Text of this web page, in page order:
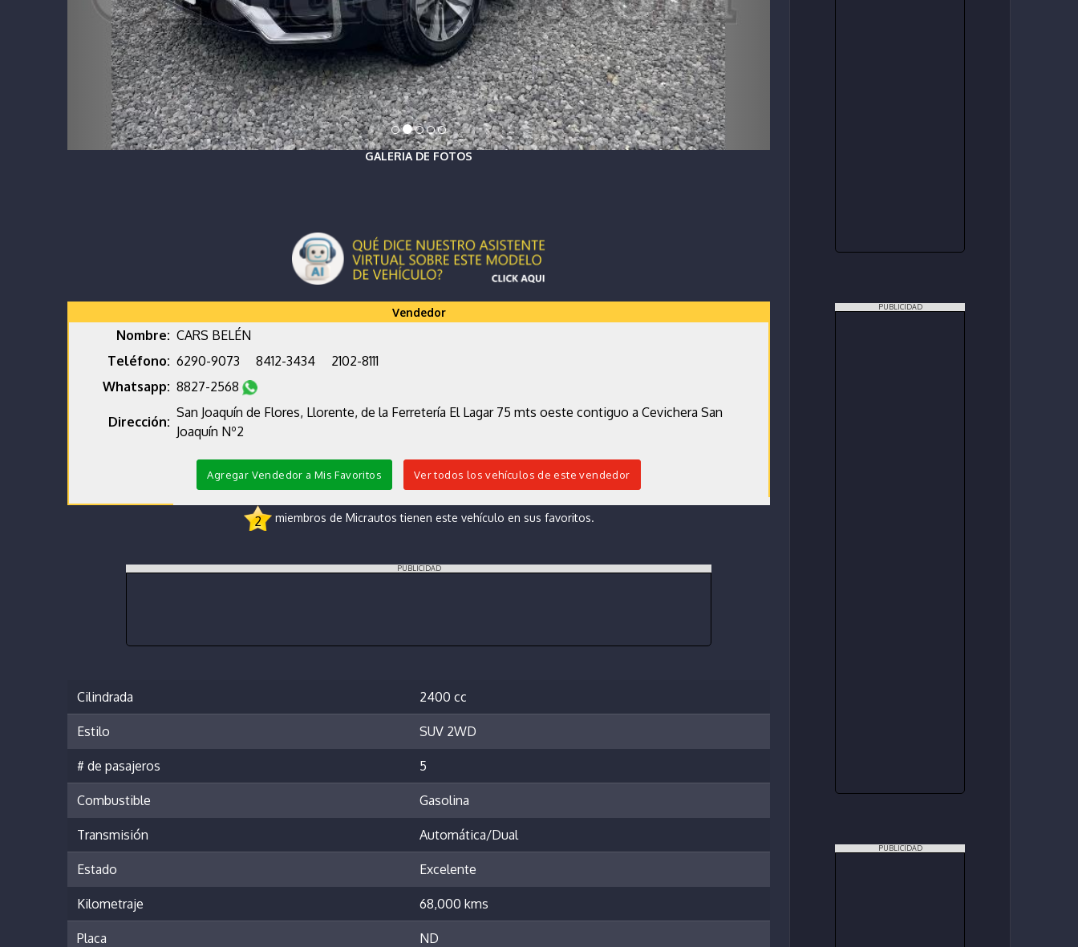
GALERIA DE FOTOS
Vendedor
Nombre: CARS BELÉN
Teléfono: 6290-9073 8412-3434
2102-8111
Whatsapp: 8827-2568
Dirección:
San Joaquín de Flores, Llorente, de la Ferretería El Lagar 75 mts oeste contiguo a Cevichera San
Joaquín Nº2
Agregar Vendedor a Mis Favoritos Ver todos los vehículos de este vendedor
2 miembros de Micrautos tienen este vehículo en sus favoritos.
PUBLICIDAD
Cilindrada 2400 cc
Estilo SUV 2WD
# de pasajeros 5
Combustible Gasolina
Transmisión Automática/Dual
Estado Excelente
Kilometraje 68,000 kms
Placa ND
PUBLICIDAD
PUBLICIDAD